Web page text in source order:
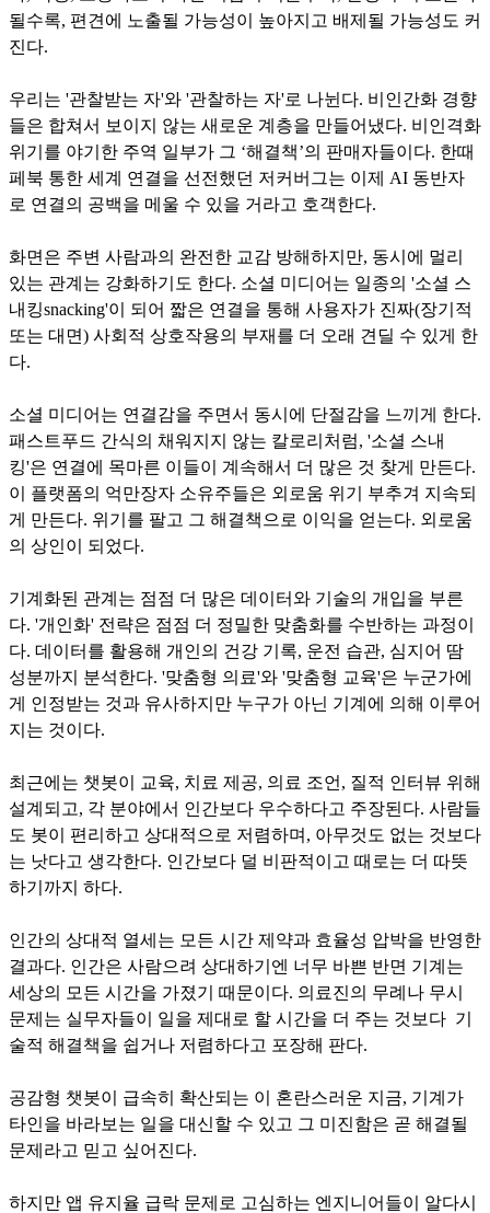
될수록, 편견에 노출될 가능성이 높아지고 배제될 가능성도 커
진다.
우리는 '관찰받는 자'와 '관찰하는 자'로 나뉜다. 비인간화 경향
들은 합쳐서 보이지 않는 새로운 계층을 만들어냈다. 비인격화
위기를 야기한 주역 일부가 그 ‘해결책’의 판매자들이다. 한때
페북 통한 세계 연결을 선전했던 저커버그는 이제 AI 동반자
로 연결의 공백을 메울 수 있을 거라고 호객한다.
화면은 주변 사람과의 완전한 교감 방해하지만, 동시에 멀리
있는 관계는 강화하기도 한다. 소셜 미디어는 일종의 '소셜 스
내킹snacking'이 되어 짧은 연결을 통해 사용자가 진짜(장기적
또는 대면) 사회적 상호작용의 부재를 더 오래 견딜 수 있게 한
다.
소셜 미디어는 연결감을 주면서 동시에 단절감을 느끼게 한다.
패스트푸드 간식의 채워지지 않는 칼로리처럼, '소셜 스내
킹'은 연결에 목마른 이들이 계속해서 더 많은 것 찾게 만든다.
이 플랫폼의 억만장자 소유주들은 외로움 위기 부추겨 지속되
게 만든다. 위기를 팔고 그 해결책으로 이익을 얻는다. 외로움
의 상인이 되었다.
기계화된 관계는 점점 더 많은 데이터와 기술의 개입을 부른
다. '개인화' 전략은 점점 더 정밀한 맞춤화를 수반하는 과정이
다. 데이터를 활용해 개인의 건강 기록, 운전 습관, 심지어 땀
성분까지 분석한다. '맞춤형 의료'와 '맞춤형 교육'은 누군가에
게 인정받는 것과 유사하지만 누구가 아닌 기계에 의해 이루어
지는 것이다.
최근에는 챗봇이 교육, 치료 제공, 의료 조언, 질적 인터뷰 위해
설계되고, 각 분야에서 인간보다 우수하다고 주장된다. 사람들
도 봇이 편리하고 상대적으로 저렴하며, 아무것도 없는 것보다
는 낫다고 생각한다. 인간보다 덜 비판적이고 때로는 더 따뜻
하기까지 하다.
인간의 상대적 열세는 모든 시간 제약과 효율성 압박을 반영한
결과다. 인간은 사람으려 상대하기엔 너무 바쁜 반면 기계는
세상의 모든 시간을 가졌기 때문이다. 의료진의 무례나 무시
문제는 실무자들이 일을 제대로 할 시간을 더 주는 것보다 기
술적 해결책을 쉽거나 저렴하다고 포장해 판다.
공감형 챗봇이 급속히 확산되는 이 혼란스러운 지금, 기계가
타인을 바라보는 일을 대신할 수 있고 그 미진함은 곧 해결될
문제라고 믿고 싶어진다.
하지만 앱 유지율 급락 문제로 고심하는 엔지니어들이 알다시